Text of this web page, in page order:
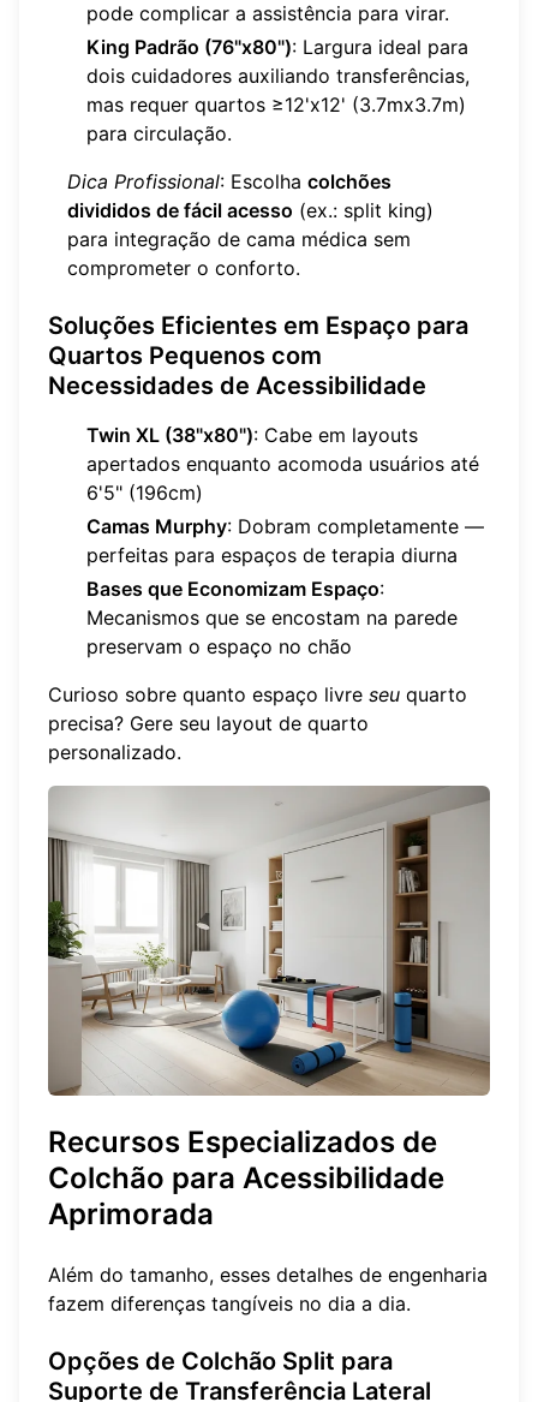
pode complicar a assistência para virar.
King Padrão (76"x80"): Largura ideal para
dois cuidadores auxiliando transferências,
mas requer quartos ≥12'x12' (3.7mx3.7m)
para circulação.
Dica Profissional: Escolha colchões
divididos de fácil acesso (ex.: split king)
para integração de cama médica sem
comprometer o conforto.
Soluções Eficientes em Espaço para
Quartos Pequenos com
Necessidades de Acessibilidade
Twin XL (38"x80"): Cabe em layouts
apertados enquanto acomoda usuários até
6'5" (196cm)
Camas Murphy: Dobram completamente —
perfeitas para espaços de terapia diurna
Bases que Economizam Espaço:
Mecanismos que se encostam na parede
preservam o espaço no chão
Curioso sobre quanto espaço livre seu quarto
precisa? Gere seu layout de quarto
personalizado.
Recursos Especializados de
Colchão para Acessibilidade
Aprimorada
Além do tamanho, esses detalhes de engenharia
fazem diferenças tangíveis no dia a dia.
Opções de Colchão Split para
Suporte de Transferência Lateral